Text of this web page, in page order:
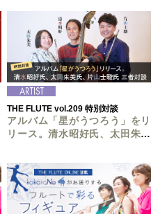
THE FLUTE vol.209 特別対談
アルバム「星がうつろう」をリ
リース。清水昭好氏、太田朱美